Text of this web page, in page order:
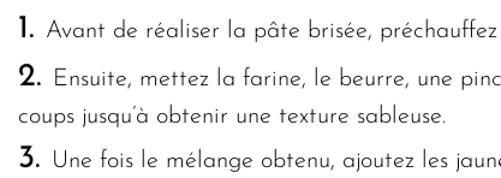
1. Avant de réaliser la pâte brisée,
2. Ensuite, mettez la farine, le beurre, une
coups jusqu’à obtenir une texture sableuse.
3. Une fois le mélange obtenu, ajoutez les